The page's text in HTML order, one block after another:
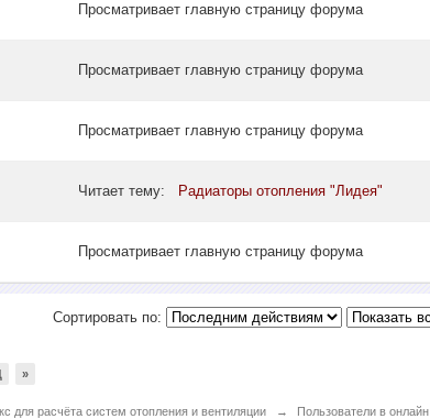
Просматривает главную страницу форума
Просматривает главную страницу форума
Просматривает главную страницу форума
Читает тему: Радиаторы отопления "Лидея"
Просматривает главную страницу форума
Сортировать по:
»
для расчёта систем отопления и вентиляции → Пользователи в онлайн